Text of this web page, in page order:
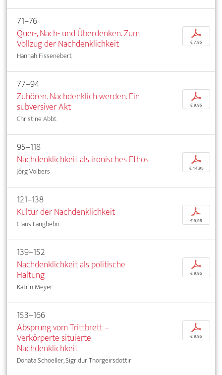
71–76
Quer-, Nach- und Überdenken. Zum
Vollzug der Nachdenklichkeit
Hannah Fissenebert
p
€ 7,95
77–94
Zuhören. Nachdenklich werden. Ein
subversiver Akt
Christine Abbt
p
€ 9,95
95–118
Nachdenklichkeit als ironisches Ethos
Jörg Volbers
p
€ 14,95
121–138
Kultur der Nachdenklichkeit
Claus Langbehn
p
€ 9,95
139–152
Nachdenklichkeit als politische
Haltung
Katrin Meyer
p
€ 9,95
153–166
Absprung vom Trittbrett –
Verkörperte situierte
Nachdenklichkeit
Donata Schoeller, Sigridur Thorgeirsdottir
p
€ 9,95